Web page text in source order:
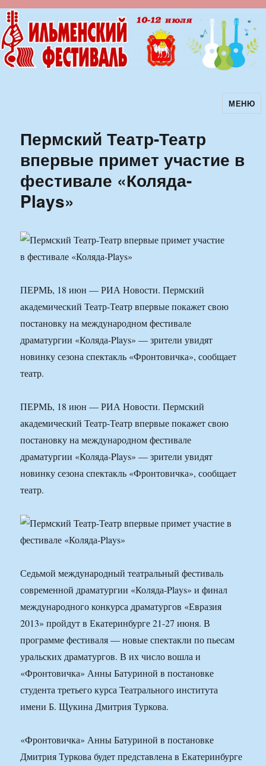
Ильменский фестиваль авторскойМЕНЮ
Пермский Театр-Театр
впервые примет участие в
фестивале «Коляда-
Plays»
ПЕРМЬ, 18 июн — РИА Новости. Пермский
академический Театр-Театр впервые покажет свою
постановку на международном фестивале
драматургии «Коляда-Plays» — зрители увидят
новинку сезона спектакль «Фронтовичка», сообщает
театр.
ПЕРМЬ, 18 июн — РИА Новости. Пермский
академический Театр-Театр впервые покажет свою
постановку на международном фестивале
драматургии «Коляда-Plays» — зрители увидят
новинку сезона спектакль «Фронтовичка», сообщает
театр.
Седьмой международный театральный фестиваль
современной драматургии «Коляда-Plays» и финал
международного конкурса драматургов «Евразия
2013» пройдут в Екатеринбурге 21-27 июня. В
программе фестиваля — новые спектакли по пьесам
уральских драматургов. В их число вошла и
«Фронтовичка» Анны Батуриной в постановке
студента третьего курса Театрального института
имени Б. Щукина Дмитрия Туркова.
«Фронтовичка» Анны Батуриной в постановке
Дмитрия Туркова будет представлена в Екатеринбурге